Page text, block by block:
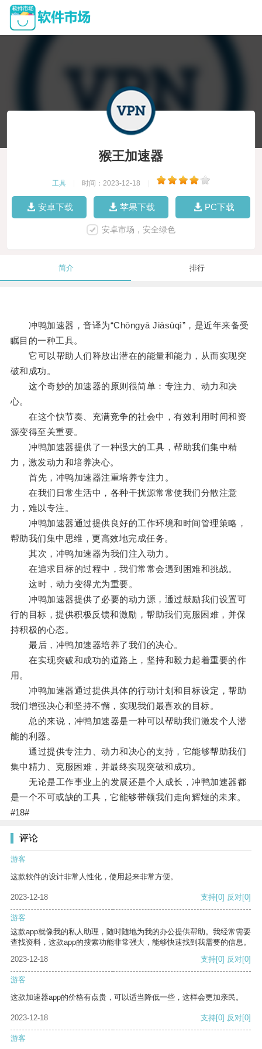
猴王加速器
工具 时间：2023-12-18
安卓下载 苹果下载 PC下载
安卓市场，安全绿色
简介 排行
冲鸭加速器，音译为“Chōngyā Jiāsùqì”，是近年来备受
瞩目的一种工具。
它可以帮助人们释放出潜在的能量和能力，从而实现突
破和成功。
这个奇妙的加速器的原则很简单：专注力、动力和决
心。
在这个快节奏、充满竞争的社会中，有效利用时间和资
源变得至关重要。
冲鸭加速器提供了一种强大的工具，帮助我们集中精
力，激发动力和培养决心。
首先，冲鸭加速器注重培养专注力。
在我们日常生活中，各种干扰源常常使我们分散注意
力，难以专注。
冲鸭加速器通过提供良好的工作环境和时间管理策略，
帮助我们集中思维，更高效地完成任务。
其次，冲鸭加速器为我们注入动力。
在追求目标的过程中，我们常常会遇到困难和挑战。
这时，动力变得尤为重要。
冲鸭加速器提供了必要的动力源，通过鼓励我们设置可
行的目标，提供积极反馈和激励，帮助我们克服困难，并保
持积极的心态。
最后，冲鸭加速器培养了我们的决心。
在实现突破和成功的道路上，坚持和毅力起着重要的作
用。
冲鸭加速器通过提供具体的行动计划和目标设定，帮助
我们增强决心和坚持不懈，实现我们最喜欢的目标。
总的来说，冲鸭加速器是一种可以帮助我们激发个人潜
能的利器。
通过提供专注力、动力和决心的支持，它能够帮助我们
集中精力、克服困难，并最终实现突破和成功。
无论是工作事业上的发展还是个人成长，冲鸭加速器都
是一个不可或缺的工具，它能够带领我们走向辉煌的未来。
#18#
评论
游客
这款软件的设计非常人性化，使用起来非常方便。
2023-12-18 支持[0] 反对[0]
游客
这款app就像我的私人助理，随时随地为我的办公提供帮助。我经常需要
查找资料，这款app的搜索功能非常强大，能够快速找到我需要的信息。
2023-12-18
支持[0] 反对[0]
游客
这款加速器app的价格有点贵，可以适当降低一些，这样会更加亲民。
2023-12-18 支持[0] 反对[0]
游客